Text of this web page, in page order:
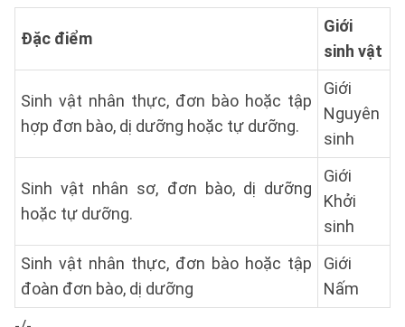
Đặc điểm
Giới
sinh vật
Sinh vật nhân thực, đơn bào hoặc tập
hợp đơn bào, dị dưỡng hoặc tự dưỡng.
Giới
Nguyên
sinh
Sinh vật nhân sơ, đơn bào, dị dưỡng
hoặc tự dưỡng.
Giới
Khởi
sinh
Sinh vật nhân thực, đơn bào hoặc tập
đoàn đơn bào, dị dưỡng
Giới
Nấm